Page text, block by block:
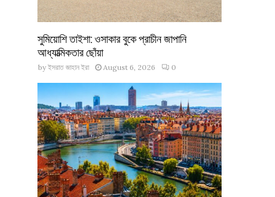
সুমিয়োশি তাইশা: ওসাকার বুকে প্রাচীন জাপানি
আধ্যাত্মিকতার ছোঁয়া
by ইসরাত জাহান ইরা August 6, 2026 0